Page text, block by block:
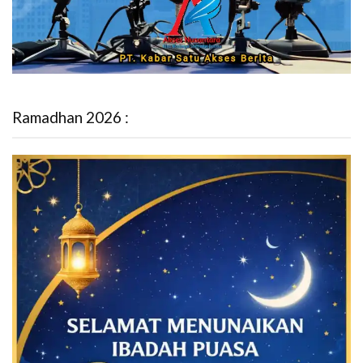
Ramadhan 2026 :